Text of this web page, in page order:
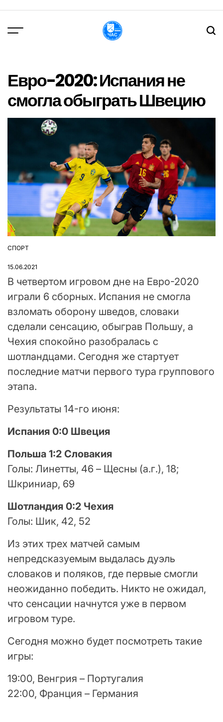
вмісту
Евро-2020: Испания не
смогла обыграть Швецию
ОПУБЛІКУВАТИ
СПОРТ
15.06.2021
В четвертом игровом дне на Евро-2020
играли 6 сборных. Испания не смогла
взломать оборону шведов, словаки
сделали сенсацию, обыграв Польшу, а
Чехия спокойно разобралась с
шотландцами. Сегодня же стартует
последние матчи первого тура группового
этапа.
Результаты 14-го июня:
Испания 0:0 Швеция
Польша 1:2 Словакия
Голы: Линетты, 46 – Щесны (а.г.), 18;
Шкриниар, 69
Шотландия 0:2 Чехия
Голы: Шик, 42, 52
Из этих трех матчей самым
непредсказуемым выдалась дуэль
словаков и поляков, где первые смогли
неожиданно победить. Никто не ожидал,
что сенсации начнутся уже в первом
игровом туре.
Сегодня можно будет посмотреть такие
игры:
19:00, Венгрия – Португалия
22:00, Франция – Германия